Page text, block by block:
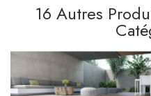
16 Autres